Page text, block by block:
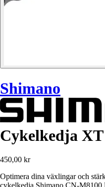
Shimano
Cykelkedja
450,00 kr
Optimera dina växlingar och